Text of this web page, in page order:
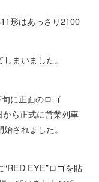
形はあっさり2100
まいました。
に正面のロゴ
ら正式に営業列車
されました。
EYE”ロゴを貼